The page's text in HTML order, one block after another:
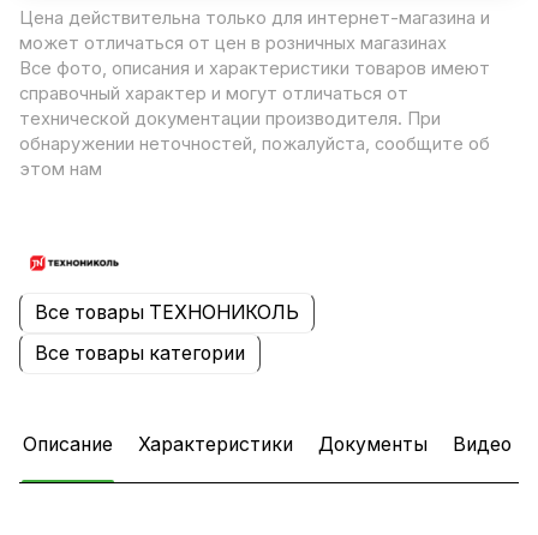
Цена действительна только для интернет-магазина и
может отличаться от цен в розничных магазинах
Все фото, описания и характеристики товаров имеют
справочный характер и могут отличаться от
технической документации производителя. При
обнаружении неточностей, пожалуйста, сообщите об
этом нам
Все товары ТЕХНОНИКОЛЬ
Все товары категории
Описание Характеристики Документы Видео